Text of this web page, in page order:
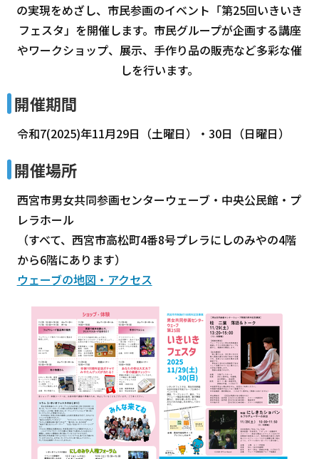
の実現をめざし、市民参画のイベント「第25回いきいき
フェスタ」を開催します。市民グループが企画する講座
やワークショップ、展示、手作り品の販売など多彩な催
しを行います。
開催期間
令和7(2025)年11月29日（土曜日）・30日（日曜日）
開催場所
西宮市男女共同参画センターウェーブ・中央公民館・プ
レラホール
（すべて、西宮市高松町4番8号プレラにしのみやの4階
から6階にあります）
ウェーブの地図・アクセス